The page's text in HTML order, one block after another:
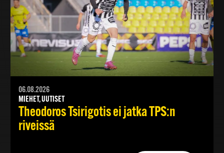
06.08.2026
MIEHET, UUTISET
Theodoros Tsirigotis ei jatka TPS:n
riveissä